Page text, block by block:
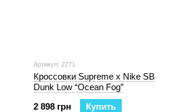
Артикул: 2271
Кроссовки Supreme x Nike SB
Dunk Low “Ocean Fog”
2 898 грн
Купить